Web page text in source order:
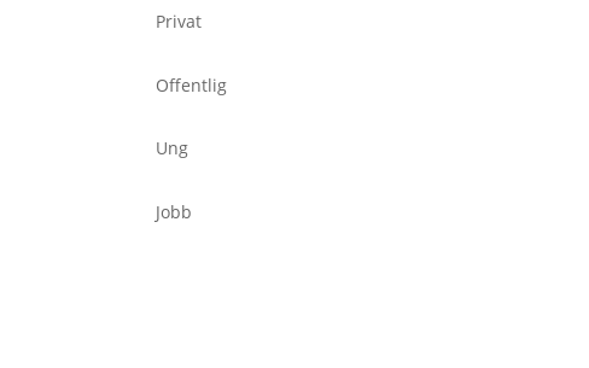
Privat
Offentlig
Ung
Jobb